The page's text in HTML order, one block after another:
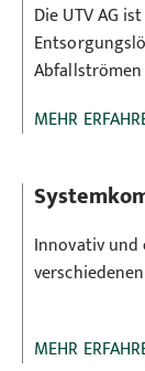
Die UTV AG
MEHR
Innovativ und
MEHR